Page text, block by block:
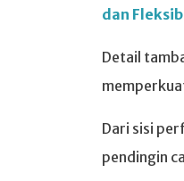
dan
Detail
Dari sisi
pendingin